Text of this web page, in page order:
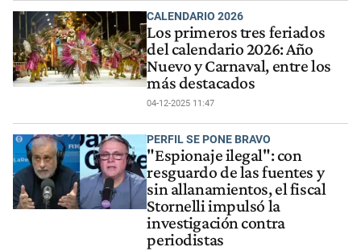
CALENDARIO 2026
Los primeros tres feriados
del calendario 2026: Año
Nuevo y Carnaval, entre los
más destacados
04-12-2025 11:47
PERFIL SE PONE BRAVO
"Espionaje ilegal": con
resguardo de las fuentes y
sin allanamientos, el fiscal
Stornelli impulsó la
investigación contra
periodistas